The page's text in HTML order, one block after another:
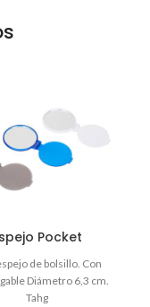
Pocket
de bolsillo. Con
Diámetro 6,3 cm.
Tahg